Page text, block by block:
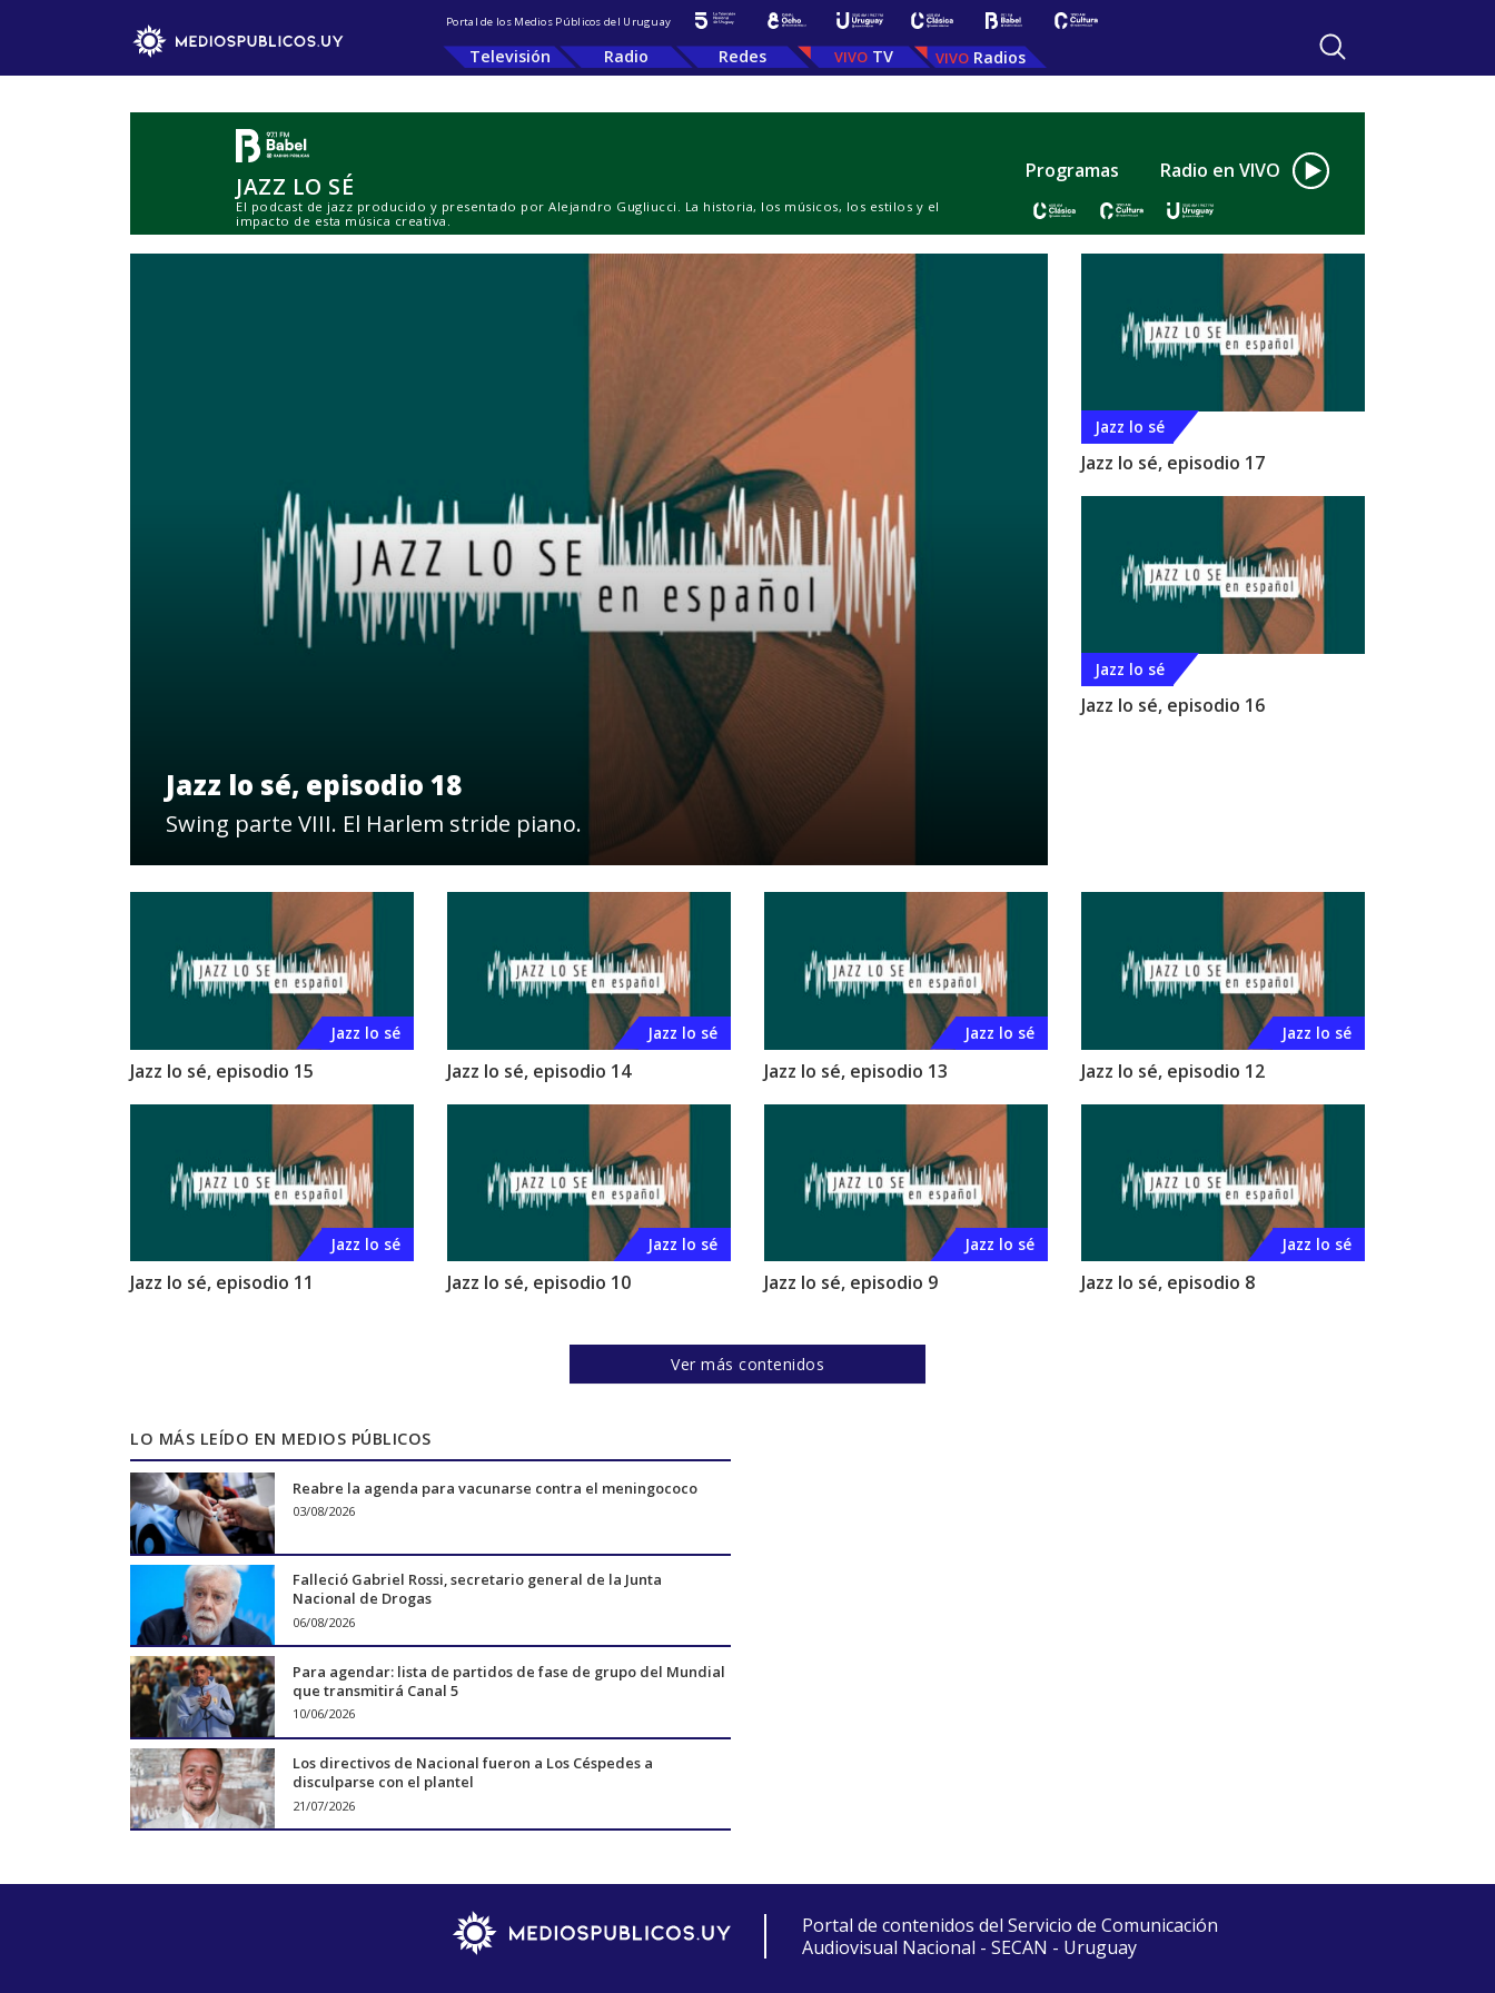
Portal de los Medios Públicos del Uruguay
Televisión Radio Redes TV Radios
JAZZ LO SÉ
El podcast de jazz producido y presentado por Alejandro Gugliucci. La historia, los músicos, los estilos y el
impacto de esta música creativa.
Programas Radio en VIVO
Jazz lo sé, episodio 18
Swing parte VIII. El Harlem stride piano.
Jazz lo sé
Jazz lo sé, episodio 17
Jazz lo sé
Jazz lo sé, episodio 16
Jazz lo sé
Jazz lo sé, episodio 15
Jazz lo sé
Jazz lo sé, episodio 14
Jazz lo sé
Jazz lo sé, episodio 13
Jazz lo sé
Jazz lo sé, episodio 12
Jazz lo sé
Jazz lo sé, episodio 11
Jazz lo sé
Jazz lo sé, episodio 10
Jazz lo sé
Jazz lo sé, episodio 9
Jazz lo sé
Jazz lo sé, episodio 8
Ver más contenidos
LO MÁS LEÍDO EN MEDIOS PÚBLICOS
Reabre la agenda para vacunarse contra el meningococo
03/08/2026
Falleció Gabriel Rossi, secretario general de la Junta
Nacional de Drogas
06/08/2026
Para agendar: lista de partidos de fase de grupo del Mundial
que transmitirá Canal 5
10/06/2026
Los directivos de Nacional fueron a Los Céspedes a
disculparse con el plantel
21/07/2026
Portal de contenidos del Servicio de Comunicación
Audiovisual Nacional - SECAN - Uruguay